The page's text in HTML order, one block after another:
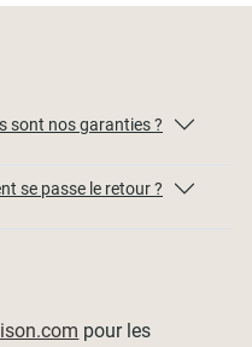
sont nos garanties ?
se passe le retour ?
pour les